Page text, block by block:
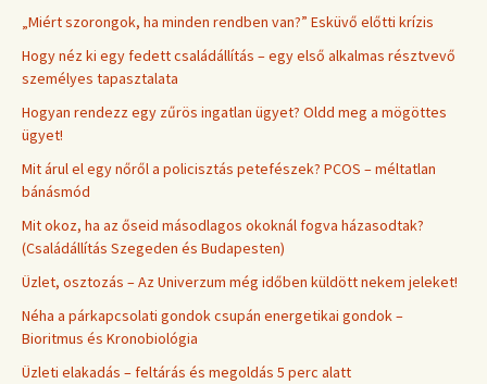
„Miért szorongok, ha minden rendben van?” Esküvő előtti krízis
Hogy néz ki egy fedett családállítás – egy első alkalmas résztvevő
személyes tapasztalata
Hogyan rendezz egy zűrös ingatlan ügyet? Oldd meg a mögöttes
ügyet!
Mit árul el egy nőről a policisztás petefészek? PCOS – méltatlan
bánásmód
Mit okoz, ha az őseid másodlagos okoknál fogva házasodtak?
(Családállítás Szegeden és Budapesten)
Üzlet, osztozás – Az Univerzum még időben küldött nekem jeleket!
Néha a párkapcsolati gondok csupán energetikai gondok –
Bioritmus és Kronobiológia
Üzleti elakadás – feltárás és megoldás 5 perc alatt